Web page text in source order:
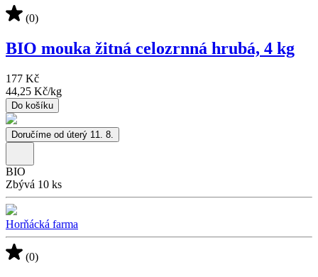
(0)
BIO mouka žitná celozrnná hrubá, 4 kg
177 Kč
44,25 Kč/kg
Do košíku
Doručíme od úterý 11. 8.
BIO
Zbývá 10 ks
Horňácká farma
(0)